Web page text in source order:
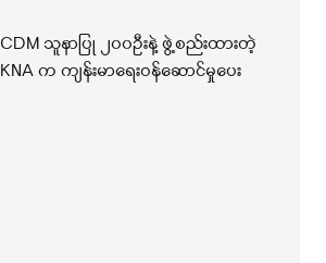
CDM သူနာပြု ၂၀၀ဦးနဲ့ ဖွဲ့စည်းထားတဲ့
KNA က ကျန်းမာရေးဝန်ဆောင်မှုပေး